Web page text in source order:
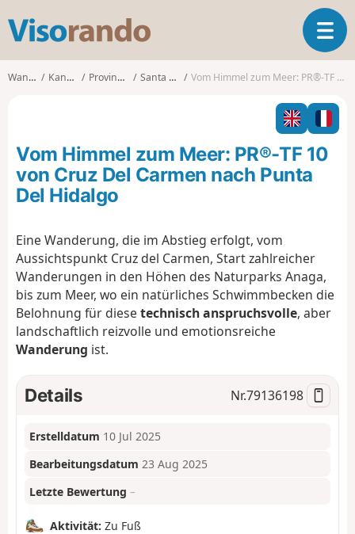
s
o
o
T
o
g
l
n
a
n
Wanderungen Kanarische Inseln Province de Las Palmas Santa Cruz de Tenerife Vom Himmel zum Meer: PR®-TF 10 von Cruz Del Carmen nach Punta Del Hidalgo
Vom Himmel zum Meer: PR®-TF 10
von Cruz Del Carmen nach Punta
Del Hidalgo
Eine Wanderung, die im Abstieg erfolgt, vom
Aussichtspunkt Cruz del Carmen, Start zahlreicher
Wanderungen in den Höhen des Naturparks Anaga,
bis zum Meer, wo ein natürliches Schwimmbecken die
Belohnung für diese technisch anspruchsvolle, aber
landschaftlich reizvolle und emotionsreiche
Wanderung ist.
Details Nr.79136198
Erstelldatum 10 Jul 2025
Bearbeitungsdatum 23 Aug 2025
Letzte Bewertung –
Aktivität: Zu Fuß